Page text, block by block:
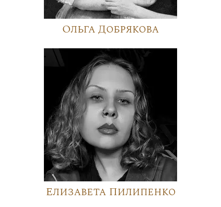
Ольга Добрякова
Елизавета Пилипенко